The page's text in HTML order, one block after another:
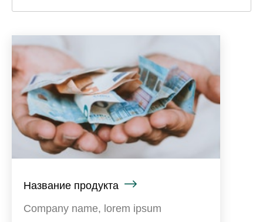
Название продукта
Company name, lorem ipsum